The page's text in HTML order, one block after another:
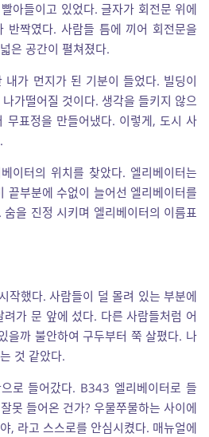
아들이고 있었다. 글자가 회전문 위에
반짝였다. 사람들 틈에 끼어 회전문을
은 공간이 펼쳐졌다.
내가 먼지가 된 기분이 들었다. 빌딩이
가떨어질 것이다. 생각을 들키지 않으
무표정을 만들어냈다. 이렇게, 도시 사
이터의 위치를 찾았다. 엘리베이터는
끝부분에 수없이 늘어선 엘리베이터를
을 진정 시키며 엘리베이터의 이름표
작했다. 사람들이 덜 몰려 있는 부분에
가 문 앞에 섰다. 다른 사람들처럼 어
을까 불안하여 구두부터 쭉 살폈다. 나
것 같았다.
로 들어갔다. B343 엘리베이터로 들
못 들어온 건가? 우물쭈물하는 사이에
, 라고 스스로를 안심시켰다. 매뉴얼에